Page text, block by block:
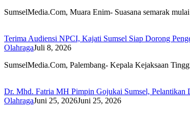
SumselMedia.Com, Muara Enim- Suasana semarak
Terima Audiensi NPCI, Kajati Sumsel Siap Dorong
OlahragaJuli 8, 2026
SumselMedia.Com, Palembang- Kepala Kejaksaan
Dr. Mhd. Fatria MH Pimpin Gojukai Sumsel, Pelantikan
OlahragaJuni 25, 2026Juni 25, 2026